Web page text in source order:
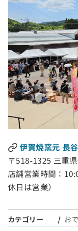
伊賀焼窯元 長
〒518-1325 三重
店舗営業時間：
休日は営業）
カテゴリー お